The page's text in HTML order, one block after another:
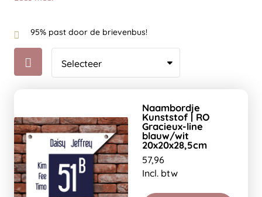
95% past door de brievenbus!
Naambordje
Kunststof | RO
Gracieux-line
blauw/wit
20x20x28,5cm
57,96
Incl. btw